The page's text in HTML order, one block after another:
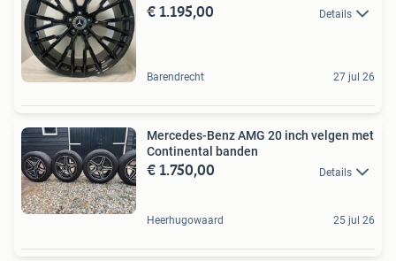
€ 1.195,00 Details
Barendrecht 27 jul 26
Mercedes-Benz AMG 20 inch velgen met
Continental banden
€ 1.750,00 Details
Heerhugowaard 25 jul 26